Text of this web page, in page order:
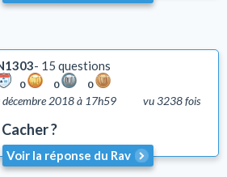
15 questions
0 0 0
vu 3238 fois
décembre 2018 à 17h59
?
Voir la réponse du Rav